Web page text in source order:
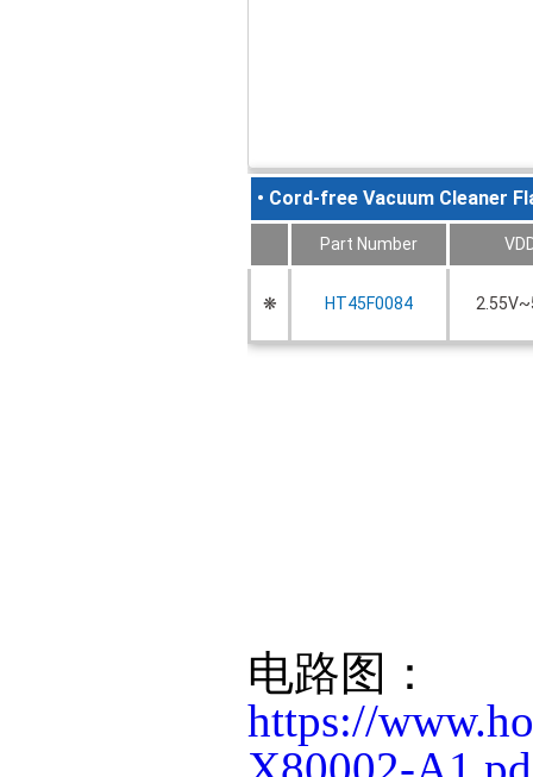
• Cord-free Vacuum Cleaner
Part Number
❋ HT45F0084
电路图：
https://